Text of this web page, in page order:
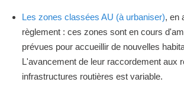
Les zones classées AU (à urbaniser), en
règlement : ces zones sont en cours
prévues pour accueillir de nouvelles
L'avancement de leur raccordement aux
infrastructures routières est variable.